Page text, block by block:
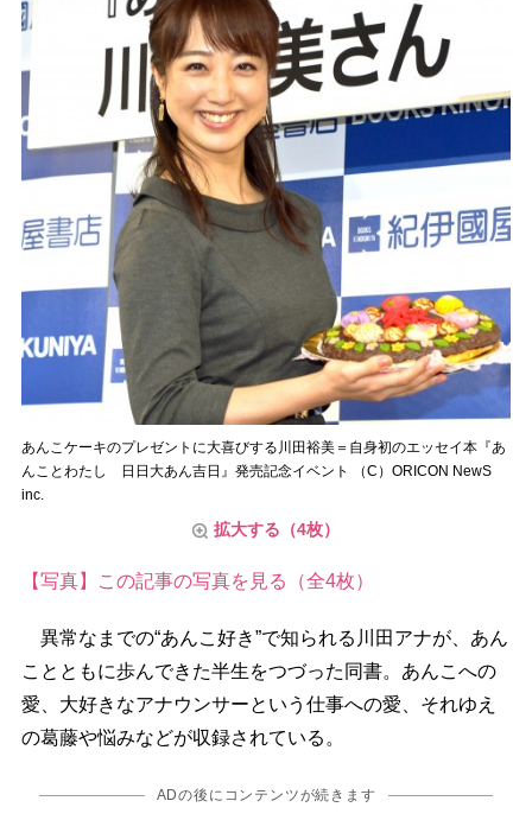
あんこケーキのプレゼントに大喜びする川田裕美＝自身初のエッセイ本『あ
んことわたし 日日大あん吉日』発売記念イベント （C）ORICON NewS
inc.
拡大する（4枚）
【写真】この記事の写真を見る（全4枚）
異常なまでの“あんこ好き”で知られる川田アナが、あん
ことともに歩んできた半生をつづった同書。あんこへの
愛、大好きなアナウンサーという仕事への愛、それゆえ
の葛藤や悩みなどが収録されている。
ADの後にコンテンツが続きます